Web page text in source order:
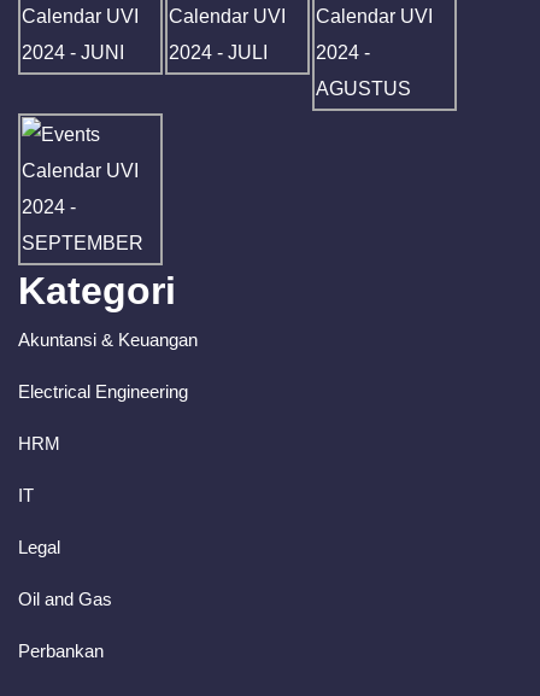
Kategori
Akuntansi & Keuangan
Electrical Engineering
HRM
IT
Legal
Oil and Gas
Perbankan